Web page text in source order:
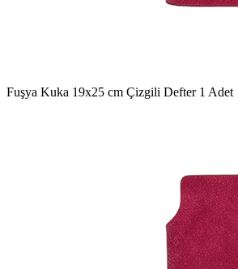
Fuşya Kuka 19x25 cm Çizgili Defter 1 Adet